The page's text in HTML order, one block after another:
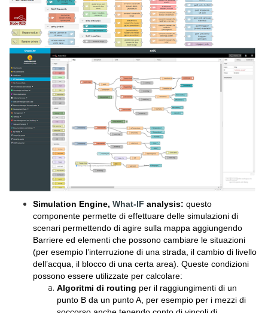
Simulation Engine, What-IF analysis: questo
componente permette di effettuare delle simulazioni di
scenari permettendo di agire sulla mappa aggiungendo
Barriere ed elementi che possono cambiare le situazioni
(per esempio l’interruzione di una strada, il cambio di livello
dell’acqua, il blocco di una certa area). Queste condizioni
possono essere utilizzate per calcolare:
Algoritmi di routing per il raggiungimenti di un
punto B da un punto A, per esempio per i mezzi di